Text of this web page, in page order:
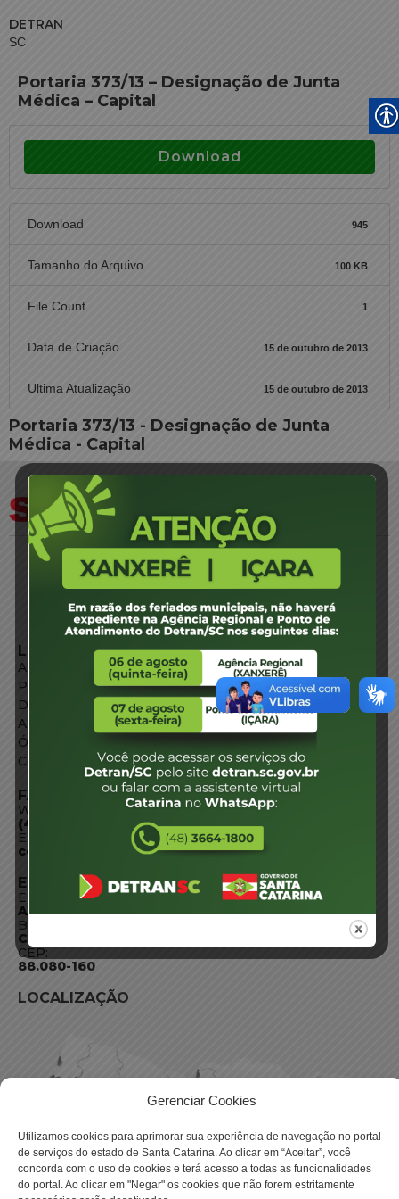
Gerenciar Cookies
Utilizamos cookies para aprimorar sua experiência de navegação no portal
de serviços do estado de Santa Catarina. Ao clicar em “Aceitar”, você
concorda com o uso de cookies e terá acesso a todas as funcionalidades
do portal. Ao clicar em "Negar" os cookies que não forem estritamente
DETRAN
SC
Portaria 373/13 – Designação de Junta
Médica – Capital
Download
Download 945
Tamanho do Arquivo 100 KB
File Count 1
Data de Criação 15 de outubro de 2013
Ultima Atualização 15 de outubro de 2013
Portaria 373/13 - Designação de Junta
Médica - Capital
LINKS EXTERNOS
Agência de Notícias
Portal de Serviços
Diário Oficial
Acesso à Informação
Órgãos do Governo
Conheça SC
FALE CONOSCO
WhatsApp:
(48) 3664-1800
E-mail:
centraldeinformacoes@detran.sc.gov.br
ENDEREÇO
Endereço:
Av. Almirante Tamandaré - 480
Bairro:
Coqueiros, Florianópolis SC
CEP:
88.080-160
LOCALIZAÇÃO